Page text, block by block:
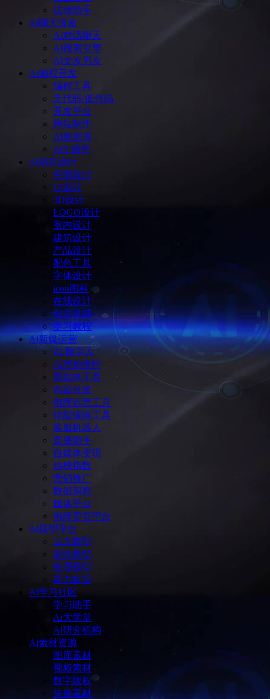
法律助手
Ai聊天搜索
Ai对话聊天
AI搜索引擎
AI女友男友
Ai编程开发
编程工具
无代码/低代码
开发平台
网站制作
AI数据库
API 插件
Ai创意设计
平面设计
Ui设计
3D设计
LOGO设计
室内设计
建筑设计
产品设计
配色工具
字体设计
icon图标
在线设计
创意灵感
学习教程
Ai新媒运营
Ai 数字人
Ai商拍模特
新媒体工具
内容分发
电商运营工具
排版编辑工具
客服机器人
直播助手
自媒体变现
热榜指数
营销推广
数据洞察
媒体平台
电商卖货平台
Ai模型平台
Ai大模型
训练模型
推理模型
算力租赁
Ai学习社区
学习助手
Ai大学堂
Ai研究机构
Ai素材资源
图库素材
视频素材
数字版权
矢量素材